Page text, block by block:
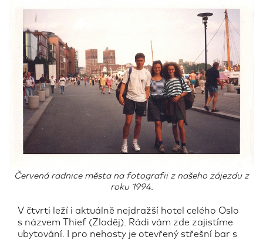
Červená radnice města na fotografii z našeho zájezdu z
roku 1994.
V čtvrti leží i aktuálně nejdražší hotel celého Oslo
s názvem Thief (Zloděj). Rádi vám zde zajistíme
ubytování. I pro nehosty je otevřený střešní bar s